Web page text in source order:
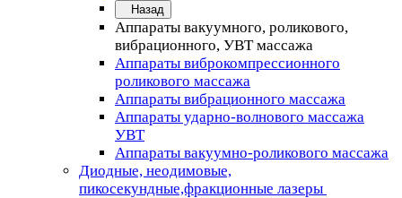
Назад
Аппараты вакуумного, роликового,
вибрационного, УВТ массажа
Аппараты виброкомпрессионного
роликового массажа
Аппараты вибрационного массажа
Аппараты ударно-волнового массажа
УВТ
Аппараты вакуумно-роликового массажа
Диодные, неодимовые,
пикосекундные,фракционные лазеры